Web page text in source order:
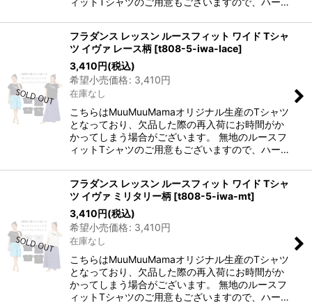
フラダンス レッスン ルースフィット ワイド Tシャ
ツ イヴァ レース柄 [t808-5-iwa-lace]
3,410円(税込)
希望小売価格: 3,410円
在庫なし
こちらはMuuMuuMamaオリジナル生産のTシャツ
となっており、欠品した際の再入荷にお時間がか
かってしまう場合がございます。 無地のルースフ
ィットTシャツのご用意もございますので、ハー…
フラダンス レッスン ルースフィット ワイド Tシャ
ツ イヴァ ミリタリー柄 [t808-5-iwa-mt]
3,410円(税込)
希望小売価格: 3,410円
在庫なし
こちらはMuuMuuMamaオリジナル生産のTシャツ
となっており、欠品した際の再入荷にお時間がか
かってしまう場合がございます。 無地のルースフ
ィットTシャツのご用意もございますので、ハー…